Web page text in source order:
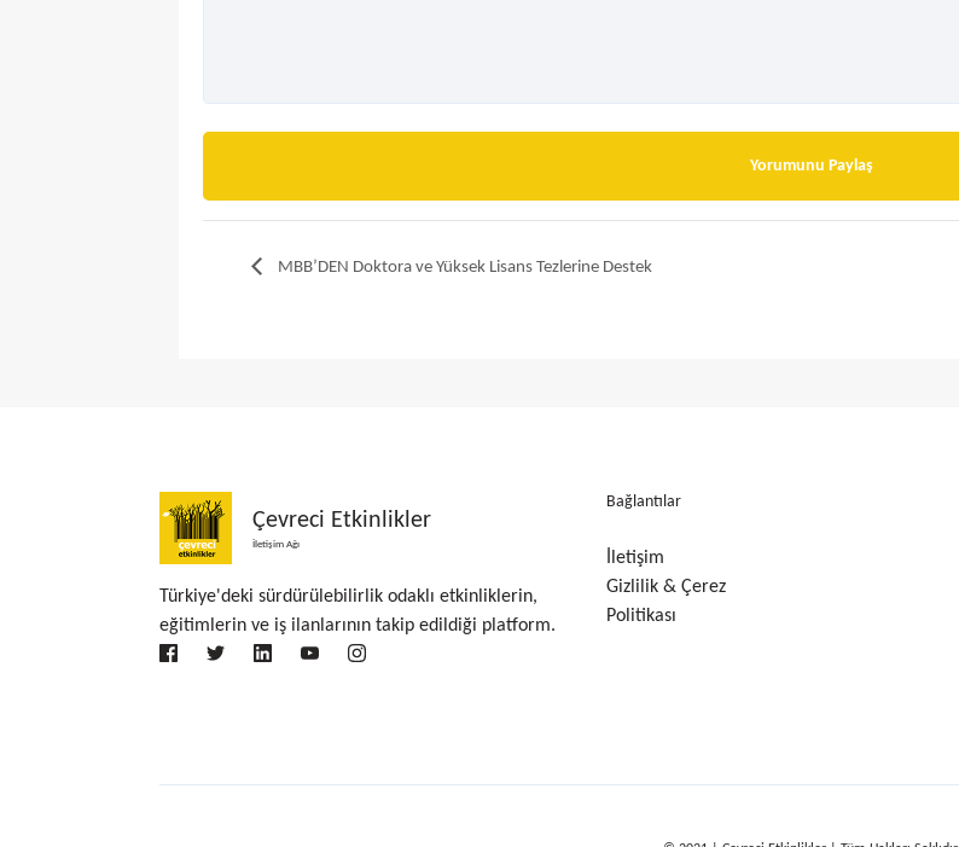
Yorumunu Paylaş
MBB’DEN Doktora ve Yüksek Lisans Tezlerine Destek
Çevreci Etkinlikler
İletişim Ağı
Türkiye'deki sürdürülebilirlik odaklı etkinliklerin,
eğitimlerin ve iş ilanlarının takip edildiği platform.
Bağlantılar
İletişim
Gizlilik & Çerez
Politikası